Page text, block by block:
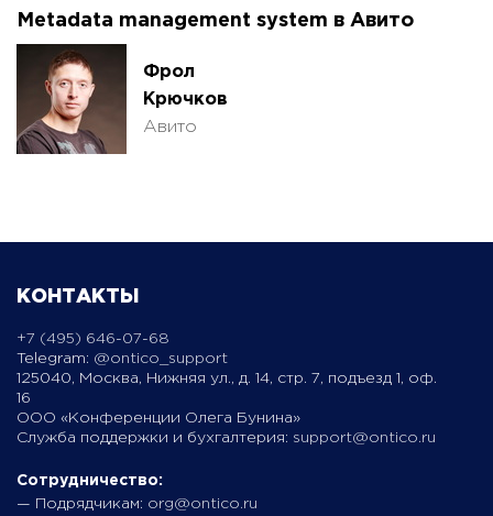
Metadata management system в Авито
Фрол
Крючков
Авито
КОНТАКТЫ
+7 (495) 646-07-68
Telegram: @ontico_support
125040, Москва, Нижняя ул., д. 14, стр. 7, подъезд 1, оф.
16
ООО «Конференции Олега Бунина»
Служба поддержки и бухгалтерия: support@ontico.ru
Сотрудничество:
— Подрядчикам: org@ontico.ru